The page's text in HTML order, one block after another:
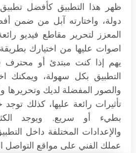
دولة، واختارته آبل من ضمن
المعزز لتحرير مقاطع فيديو
اصوات عليها من اختيارك
يهم إذا كنت مبتدئ أو محترف
التطبيق بكل سهولة، ويمكنك
والصور المفضلة لديك وتحريرها
تأثيرات رائعة عليها، كذلك
بطيء أو سريع. ويوجد
والإعدادات المختلفة داخل
عملك الفني على مواقع التواصل